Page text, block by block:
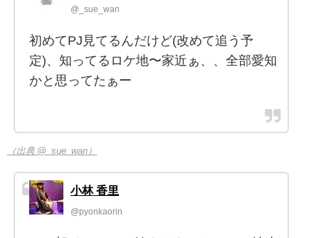
@_sue_wan
初めてPJ見てるんだけど(改めて追う予
定)、知ってるロケ地〜家近ぁ、、全部愛知
かと思ってたぁー
（出典 @_sue_wan）
小林 香里
@pyonkaorin